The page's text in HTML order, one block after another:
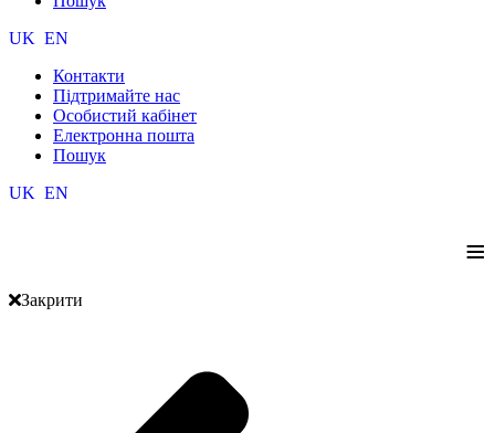
UK EN
Контакти
Підтримайте нас
Особистий кабінет
Електронна пошта
Пошук
UK EN
≡
Закрити